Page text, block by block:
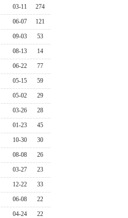
03-11 274
06-07 121
09-03 53
08-13 14
06-22 77
05-15 59
05-02 29
03-26 28
01-23 45
10-30 30
08-08 26
03-27 23
12-22 33
06-08 22
04-24 22